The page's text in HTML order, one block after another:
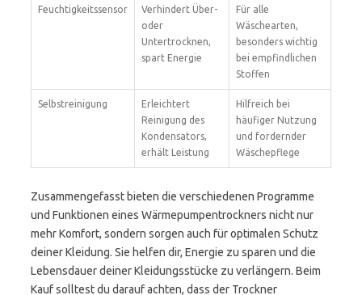
Feuchtigkeitssensor
Verhindert Über-
oder
Untertrocknen,
spart Energie
Für alle
Wäschearten,
besonders wichtig
bei empfindlichen
Stoffen
Selbstreinigung
Erleichtert
Reinigung des
Kondensators,
erhält Leistung
Hilfreich bei
häufiger Nutzung
und fordernder
Wäschepflege
Zusammengefasst bieten die verschiedenen Programme
und Funktionen eines Wärmepumpentrockners nicht nur
mehr Komfort, sondern sorgen auch für optimalen Schutz
deiner Kleidung. Sie helfen dir, Energie zu sparen und die
Lebensdauer deiner Kleidungsstücke zu verlängern. Beim
Kauf solltest du darauf achten, dass der Trockner